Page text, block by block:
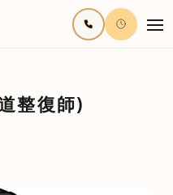
整復師)